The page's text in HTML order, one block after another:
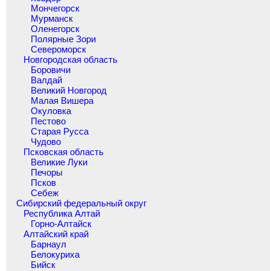
Мончегорск
Мурманск
Оленегорск
Полярные Зори
Североморск
Новгородская область
Боровичи
Валдай
Великий Новгород
Малая Вишера
Окуловка
Пестово
Старая Русса
Чудово
Псковская область
Великие Луки
Печоры
Псков
Себеж
Сибирский федеральный округ
Республика Алтай
Горно-Алтайск
Алтайский край
Барнаул
Белокуриха
Бийск